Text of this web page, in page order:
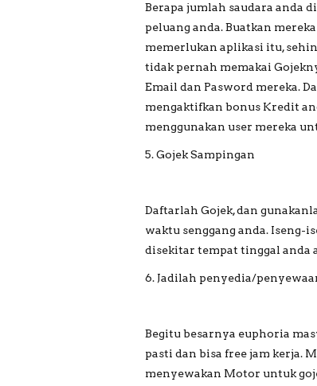
Berapa jumlah saudara anda
peluang anda. Buatkan
memerlukan aplikasi itu,
tidak pernah memakai
Email dan Pasword mereka.
mengaktifkan bonus Kredit
menggunakan user mereka
5. Gojek Sampingan
Daftarlah Gojek, dan
waktu senggang anda. Iseng-
disekitar tempat tinggal anda
6. Jadilah penyedia/
Begitu besarnya euphoria
pasti dan bisa free jam kerja.
menyewakan Motor untuk